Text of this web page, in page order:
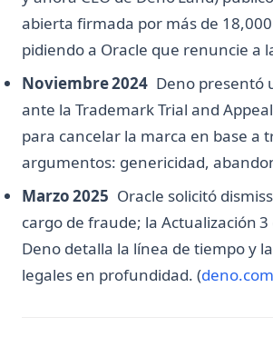
abierta firmada por más de
pidiendo a Oracle que renuncie a
Noviembre 2024 Deno presentó
ante la Trademark Trial and
para cancelar la marca en base a
argumentos: genericidad,
Marzo 2025 Oracle solicitó
cargo de fraude; la Actualización 3
Deno detalla la línea de tiempo y
legales en profundidad. (deno.com